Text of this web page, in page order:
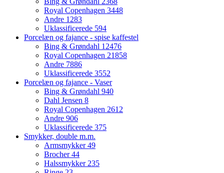
Royal Copenhagen 3448
Andre 1283
Uklassificerede 594
Porcelæn og fajance - spise kaffestel
Bing & Grøndahl 12476
Royal Copenhagen 21858
Andre 7886
Uklassificerede 3552
Porcelæn og fajance - Vaser
Bing & Grøndahl 940
Dahl Jensen 8
Royal Copenhagen 2612
Andre 906
Uklassificerede 375
Smykker, double m.m.
Armsmykker49
Brocher44
Halssmykker 235